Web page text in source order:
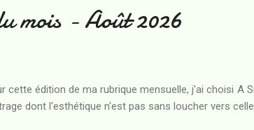
mois - Août 2026
cette édition de ma rubrique mensuelle, j'ai choisi A
dont l'esthétique n'est pas sans loucher vers celle